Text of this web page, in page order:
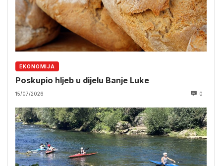
EKONOMIJA
Poskupio hljeb u dijelu Banje Luke
15/07/2026 0